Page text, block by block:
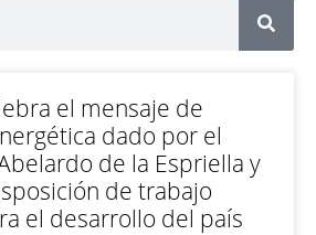
el mensaje de
dado por el
de la Espriella y
de trabajo
el desarrollo del país